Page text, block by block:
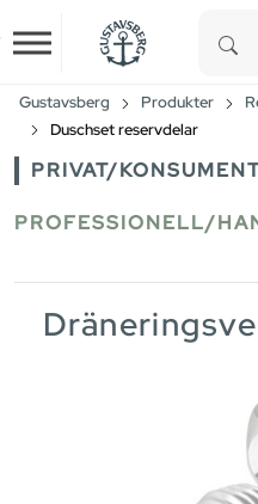
Skip to main content
Gustavsberg Produkter
Duschset reservdelar
PRIVAT/
PROFESSIONELL/